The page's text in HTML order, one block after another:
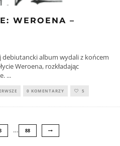
WEROENA –
album wydali z końcem
Weroena, rozkładając
...
0 KOMENTARZY 5
… 88